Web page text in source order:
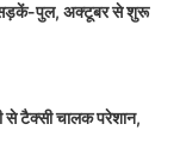
सड़कें-पुल, अक्टूबर से शुरू
से टैक्सी चालक परेशान,